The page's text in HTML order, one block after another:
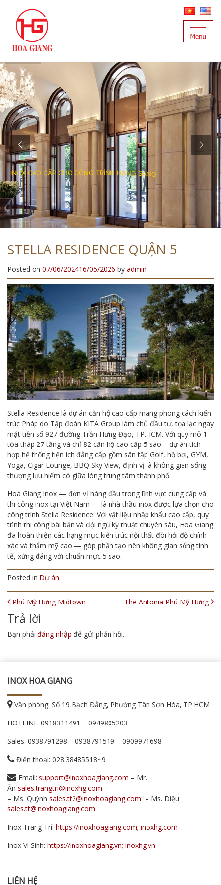
INOX CAO CẤP CHO CÔNG TRÌNH HẠNG SANG
STELLA RESIDENCE QUẬN 5
Posted on 07/06/202416/05/2026 by admin
Stella Residence là dự án căn hộ cao cấp mang phong cách kiến
trúc Pháp do Tập đoàn KITA Group làm chủ đầu tư, tọa lạc ngay
mặt tiền số 927 đường Trần Hưng Đạo, TP.HCM. Với quy mô 1
tòa tháp 27 tầng và chỉ 82 căn hộ cao cấp 5 sao – dự án tích
hợp hệ thống tiện ích đẳng cấp gồm sân tập Golf, hồ bơi, GYM,
Yoga, Cigar Lounge, BBQ Sky View, định vị là không gian sống
thượng lưu hiếm có giữa lòng trung tâm thành phố.
Hoa Giang Inox — đơn vị hàng đầu trong lĩnh vực cung cấp và
thi công inox tại Việt Nam — là nhà thầu inox được lựa chọn cho
công trình Stella Residence. Với vật liệu nhập khẩu cao cấp, quy
trình thi công bài bản và đội ngũ kỹ thuật chuyên sâu, Hoa Giang
đã hoàn thiện các hạng mục kiến trúc nội thất đòi hỏi độ chính
xác và thẩm mỹ cao — góp phần tạo nên không gian sống tinh
tế, xứng đáng với chuẩn mực 5 sao.
Posted in Dự án
POST NAVIGATION
Phú Mỹ Hưng Midtown The Antonia Phú Mỹ Hưng
Trả lời
Bạn phải đăng nhập để gửi phản hồi.
INOX HOA GIANG
Văn phòng: Số 19 Bạch Đằng, Phường Tân Sơn Hòa, TP.HCM
HOTLINE: 0918311491 – 0949805203
Sales: 0938791298 – 0938791519 – 0909971698
Điện thoại: 028.38485518~9
Email: support@inoxhoagiang.com – Mr.
Ân sales.trangtri@inoxhg.com
– Ms. Quỳnh sales.tt2@inoxhoagiang.com – Ms. Diệu
sales.tt@inoxhoagiang.com
Inox Trang Trí: https://inoxhoagiang.com; inoxhg.com
Inox Vi Sinh: https://inoxhoagiang.vn; inoxhg.vn
LIÊN HỆ